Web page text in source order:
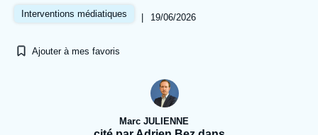
Se connecter
À propos de l'Ifri Recherches fréquentes
Interventions médiatiques | 19/06/2026
Ajouter à mes favoris
Marc JULIENNE